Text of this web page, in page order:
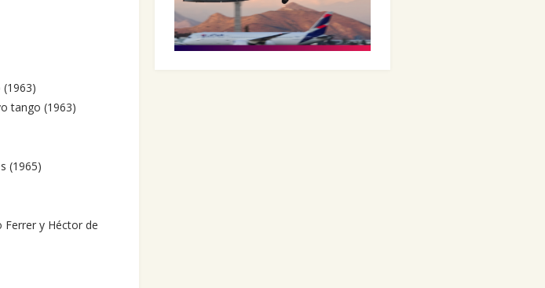
tango (1963)
(1965)
Ferrer y Héctor de